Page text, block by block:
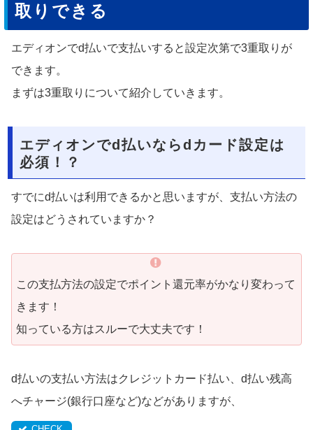
取りできる
エディオンでd払いで支払いすると設定次第で3重取りが
できます。
まずは3重取りについて紹介していきます。
エディオンでd払いならdカード設定は
必須！？
すでにd払いは利用できるかと思いますが、支払い方法の
設定はどうされていますか？
この支払方法の設定でポイント還元率がかなり変わって
きます！
知っている方はスルーで大丈夫です！
d払いの支払い方法はクレジットカード払い、d払い残高
へチャージ(銀行口座など)などがありますが、